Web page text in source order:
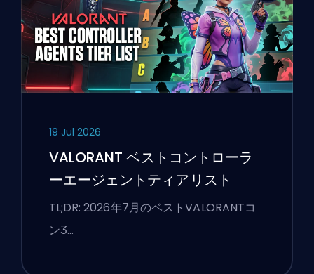
19 Jul 2026
VALORANT ベストコントローラ
ーエージェントティアリスト
TL;DR: 2026年7月のベストVALORANTコ
ンӠ…